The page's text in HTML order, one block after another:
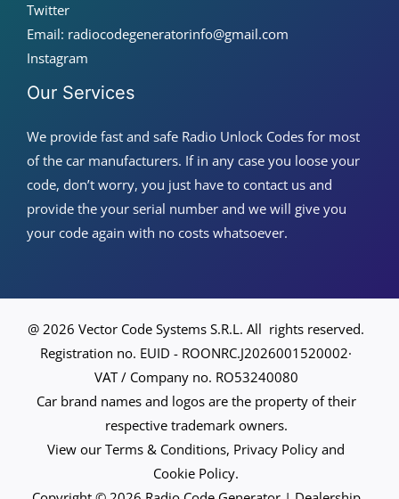
Twitter
Email: radiocodegeneratorinfo@gmail.com
Instagram
Our Services
We provide fast and safe Radio Unlock Codes for most
of the car manufacturers. If in any case you loose your
code, don’t worry, you just have to contact us and
provide the your serial number and we will give you
your code again with no costs whatsoever.
@ 2026 Vector Code Systems S.R.L. All rights reserved.
Registration no. EUID - ROONRC.J2026001520002·
VAT / Company no. RO53240080
Car brand names and logos are the property of their
respective trademark owners.
View our Terms & Conditions, Privacy Policy and
Cookie Policy.